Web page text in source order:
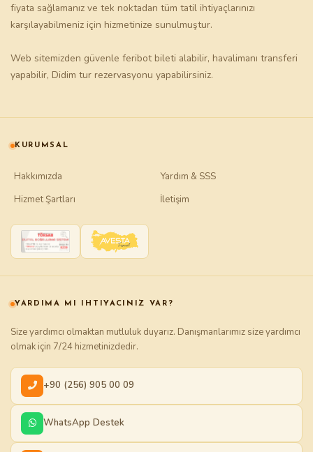
fiyata sağlamanız ve tek noktadan tüm tatil ihtiyaçlarınızı
karşılayabilmeniz için hizmetinize sunulmuştur.
Web sitemizden güvenle feribot bileti alabilir, havalimanı transferi
yapabilir, Didim tur rezervasyonu yapabilirsiniz.
KURUMSAL
Hakkımızda
Yardım & SSS
Hizmet Şartları
İletişim
YARDIMA MI IHTIYACINIZ VAR?
Size yardımcı olmaktan mutluluk duyarız. Danışmanlarımız size yardımcı
olmak için 7/24 hizmetinizdedir.
+90 (256) 905 00 09
WhatsApp Destek